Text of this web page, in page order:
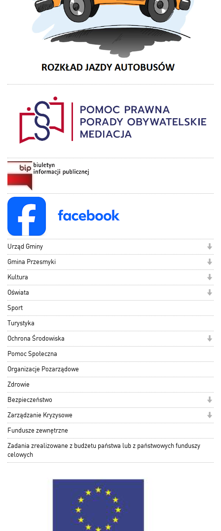
Urząd Gminy
Gmina Przesmyki
Kultura
Oświata
Sport
Turystyka
Ochrona Środowiska
Pomoc Społeczna
Organizacje Pozarządowe
Zdrowie
Bezpieczeństwo
Zarządzanie Kryzysowe
Fundusze zewnętrzne
Zadania zrealizowane z budżetu państwa lub z państwowych funduszy
celowych